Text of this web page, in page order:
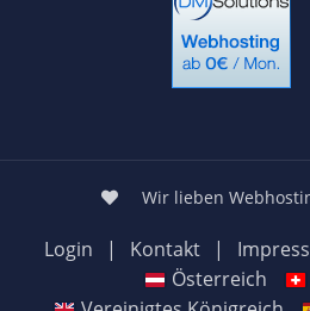
Wir lieben
Login | Kontakt |
Österreich